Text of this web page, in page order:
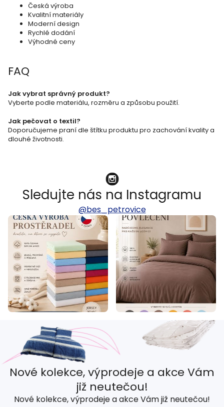
p
Česká výroba
Kvalitní materiály
Moderní design
Rychlé dodání
Výhodné ceny
FAQ
Jak vybrat správný produkt?
Vyberte podle materiálu, rozměru a způsobu použití.
Jak pečovat o textil?
Doporučujeme praní dle štítku produktu pro zachování kvality a
dlouhé životnosti.
Sledujte nás na Instagramu
@bes_petrovice
Nové kolekce, výprodeje a akce Vám
již neutečou!
Nové kolekce, výprodeje a akce Vám již neutečou!